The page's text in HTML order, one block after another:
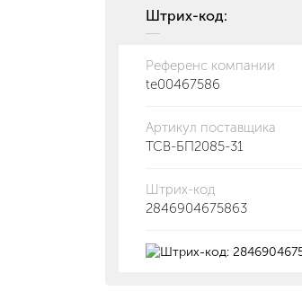
Штрих-код:
Референс компании
te00467586
Артикул поставщика
ТСВ-БП2085-31
Штрих-код
2846904675863